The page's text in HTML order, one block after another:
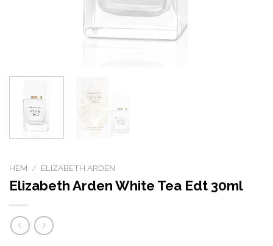
HEM / ELIZABETH ARDEN
Elizabeth Arden White Tea Edt 30ml